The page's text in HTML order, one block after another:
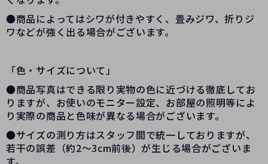
●商品によってはシワが付きやすく、畳みジワ、折りジ
ワなどが強く出る場合がございます。
「色・サイズについて」
●商品写真はできる限り実物の色に近づける徹底してお
りますが、お使いのモニター設定、お部屋の照明等によ
り実際の商品と色味が異なる場合がございます。
●サイズの測り方はスタッフ間で統一しておりますが、
若干の誤差（約2～3cm前後）が生じる場合がございま
す。